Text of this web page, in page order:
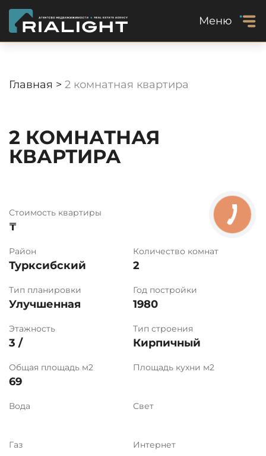
Меню
Главная > 2 комнатная квартира
2 КОМНАТНАЯ
КВАРТИРА
Стоимость квартиры
₸
Район
Турксибский
Количество комнат
2
Тип планировки
Улучшенная
Год постройки
1980
Этажность
3 /
Тип строения
Кирпичный
Общая площадь м2
69
Площадь кухни м2
Вода Свет
Газ Интернет